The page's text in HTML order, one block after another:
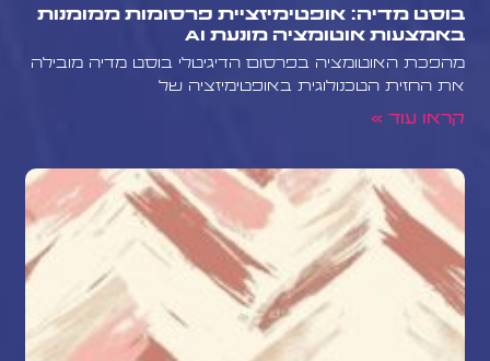
בוסט מדיה: אופטימיזציית פרסומות ממומנות
באמצעות אוטומציה מונעת AI
מהפכת האוטומציה בפרסום הדיגיטלי בוסט מדיה מובילה
את החזית הטכנולוגית באופטימיזציה של
קראו עוד »